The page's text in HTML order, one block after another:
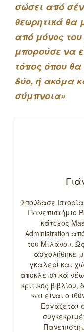
σώσει από
θεωρητικά θα
από μόνος
μπορούσε να
τόπος όπου
δύο, ή ακόμα
σύμπνοια»
Σπούδασε
Πανεπιστήμιο
κάτοχος
Administration
του Μιλάνου.
ασχολήθηκε
γκαλερί και
αποκλειστικά
κριτικός
και είναι ο
Εργάζεται